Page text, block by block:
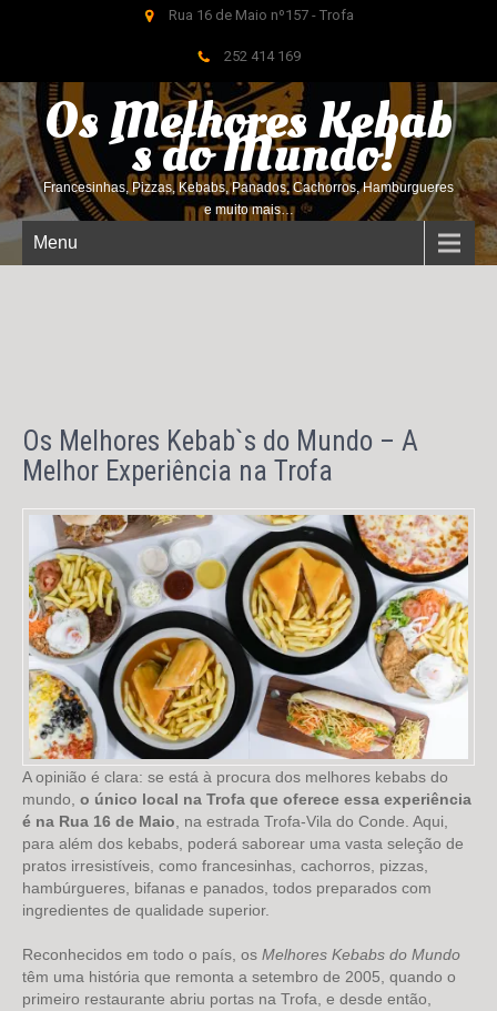
Rua 16 de Maio nº157 - Trofa
252 414 169
Os Melhores Kebab
´s doMundo!
Francesinhas, Pizzas, Kebabs, Panados, Cachorros, Hamburgueres
e muito mais…
Menu
Os Melhores Kebab`s do Mundo – A
Melhor Experiência na Trofa
A opinião é clara: se está à procura dos melhores kebabs do
mundo, o único local na Trofa que oferece essa experiência
é na Rua 16 de Maio , na estrada Trofa-Vila do Conde. Aqui,
para além dos kebabs, poderá saborear uma vasta seleção de
pratos irresistíveis, como francesinhas, cachorros, pizzas,
hambúrgueres, bifanas e panados, todos preparados com
ingredientes de qualidade superior.
Reconhecidos em todo o país, os Melhores Kebabs do Mundo
têm uma história que remonta a setembro de 2005, quando o
primeiro restaurante abriu portas na Trofa, e desde então,